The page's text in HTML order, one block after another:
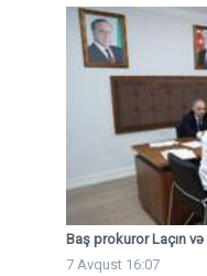
Baş prokuror Laçın
7 Avqust 16:07